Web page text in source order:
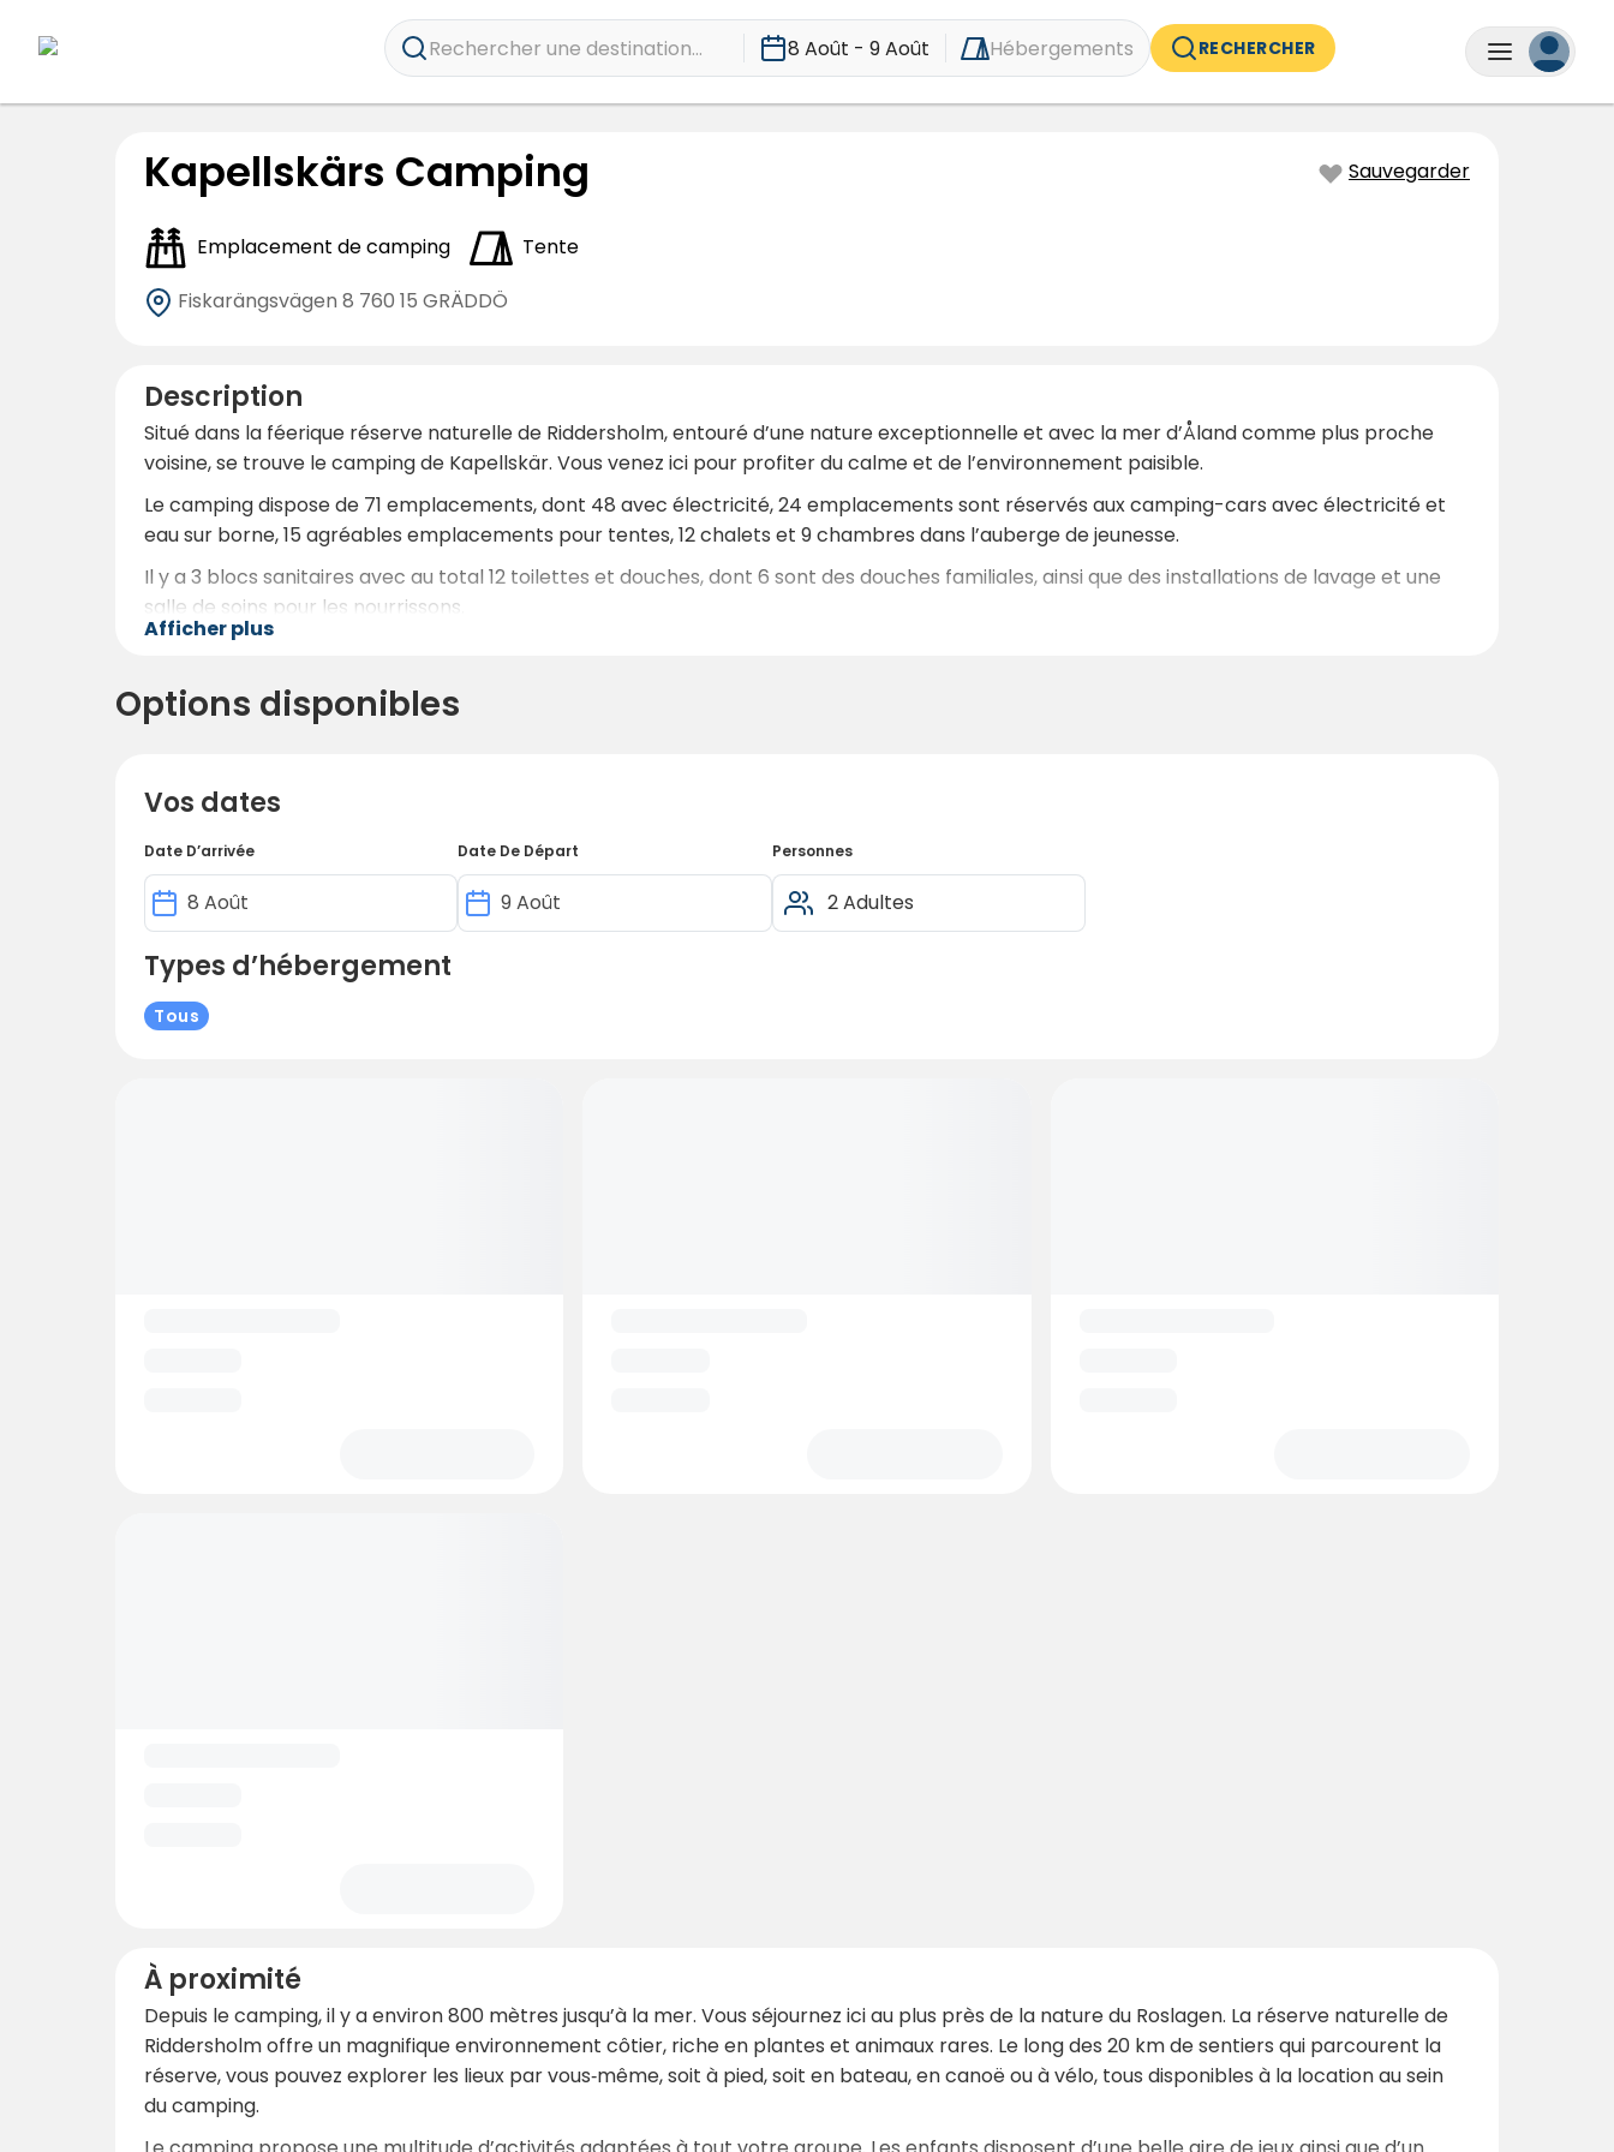
Rechercher une destination... 8 Août - 9 Août Hébergements RECHERCHER
Kapellskärs Camping Sauvegarder
Emplacement de camping
Tente
Fiskarängsvägen 8 760 15 GRÄDDÖ
Description
Situé dans la féerique réserve naturelle de Riddersholm, entouré d’une nature exceptionnelle et avec la mer d’Åland comme plus proche
voisine, se trouve le camping de Kapellskär. Vous venez ici pour profiter du calme et de l’environnement paisible.
Le camping dispose de 71 emplacements, dont 48 avec électricité, 24 emplacements sont réservés aux camping-cars avec électricité et
eau sur borne, 15 agréables emplacements pour tentes, 12 chalets et 9 chambres dans l’auberge de jeunesse.
Il y a 3 blocs sanitaires avec au total 12 toilettes et douches, dont 6 sont des douches familiales, ainsi que des installations de lavage et une
salle de soins pour les nourrissons.
Vous trouverez une cuisine moderne et récemment rénovée où vous pourrez préparer vos repas, ainsi que d’agréables espaces de
Afficher plus
Options disponibles
Vos dates
Date D’arrivée Date De Départ Personnes
Types d’hébergement
Tous
À proximité
Depuis le camping, il y a environ 800 mètres jusqu’à la mer. Vous séjournez ici au plus près de la nature du Roslagen. La réserve naturelle de
Riddersholm offre un magnifique environnement côtier, riche en plantes et animaux rares. Le long des 20 km de sentiers qui parcourent la
réserve, vous pouvez explorer les lieux par vous‑même, soit à pied, soit en bateau, en canoë ou à vélo, tous disponibles à la location au sein
du camping.